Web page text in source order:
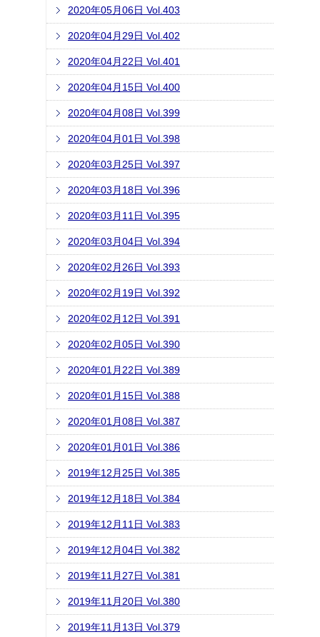
2020年05月06日 Vol.403
2020年04月29日 Vol.402
2020年04月22日 Vol.401
2020年04月15日 Vol.400
2020年04月08日 Vol.399
2020年04月01日 Vol.398
2020年03月25日 Vol.397
2020年03月18日 Vol.396
2020年03月11日 Vol.395
2020年03月04日 Vol.394
2020年02月26日 Vol.393
2020年02月19日 Vol.392
2020年02月12日 Vol.391
2020年02月05日 Vol.390
2020年01月22日 Vol.389
2020年01月15日 Vol.388
2020年01月08日 Vol.387
2020年01月01日 Vol.386
2019年12月25日 Vol.385
2019年12月18日 Vol.384
2019年12月11日 Vol.383
2019年12月04日 Vol.382
2019年11月27日 Vol.381
2019年11月20日 Vol.380
2019年11月13日 Vol.379